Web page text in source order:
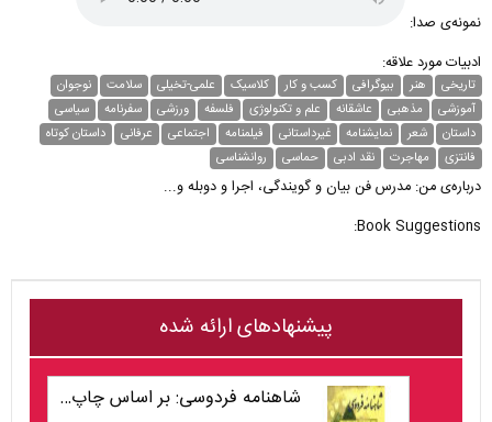
نمونه‌ی صدا:
ادبیات مورد علاقه:
تاریخی هنر بیوگرافی کسب و کار کلاسیک علمی-تخیلی سلامت
نوجوان
آموزشی
مذهبی عاشقانه علم و تکنولوژی فلسفه ورزشی سفرنامه
سیاسی
داستان
شعر نمایشنامه غیر‌داستانی فیلمنامه اجتماعی عرفانی
داستان کوتاه
فانتزی
مهاجرت نقد ادبی حماسی روانشناسی
درباره‌ی من: مدرس فن بیان و گویندگی، اجرا و دوبله و...
Book Suggestions:
پیشنهادهای ارائه شده
شاهنامه فردوسی: بر اساس چاپ مسکو